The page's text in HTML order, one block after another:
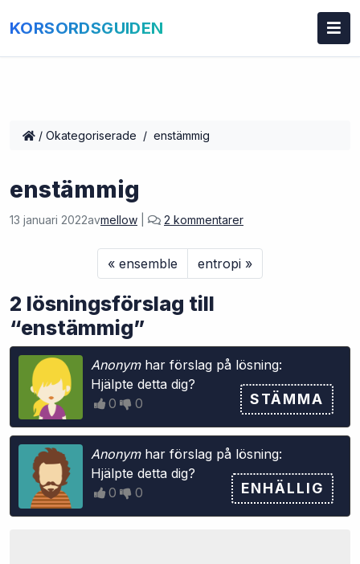
KORSORDSGUIDEN
/ Okategoriserade / enstämmig
enstämmig
13 januari 2022avmellow 2 kommentarert
l
m
m
ensemble entropi
2 lösningsförslag till
“enstämmig”
Anonym har förslag på lösning:
STÄMMA
Hjälpte detta dig?
0
0
Anonym har förslag på lösning:
ENHÄLLIG
Hjälpte detta dig?
0
0